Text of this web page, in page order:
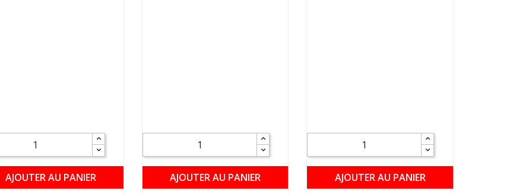
AJOUTER AU PANIER AJOUTER AU PANIER AJOUTER AU PANIER